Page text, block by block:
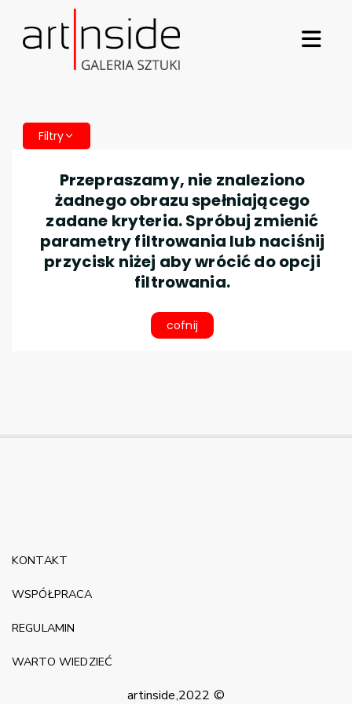
Filtry
Przepraszamy, nie znaleziono
żadnego obrazu spełniającego
zadane kryteria. Spróbuj zmienić
parametry filtrowania lub naciśnij
przycisk niżej aby wrócić do opcji
filtrowania.
cofnij
artinside,2022 ©
KONTAKT
WSPÓŁPRACA
REGULAMIN
WARTO WIEDZIEĆ